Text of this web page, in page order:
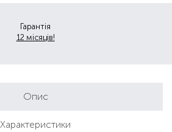
Гарантія
12 місяців!
Опис
Характеристики